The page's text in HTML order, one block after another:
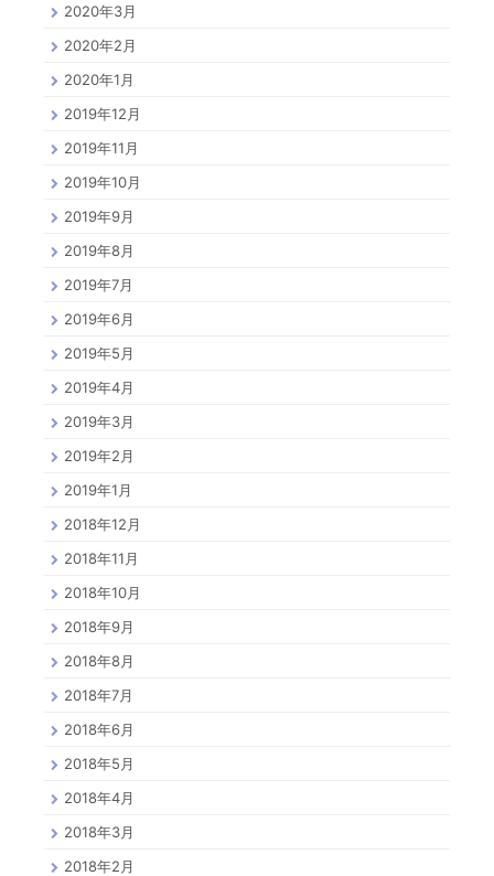
2020年3月
2020年2月
2020年1月
2019年12月
2019年11月
2019年10月
2019年9月
2019年8月
2019年7月
2019年6月
2019年5月
2019年4月
2019年3月
2019年2月
2019年1月
2018年12月
2018年11月
2018年10月
2018年9月
2018年8月
2018年7月
2018年6月
2018年5月
2018年4月
2018年3月
2018年2月